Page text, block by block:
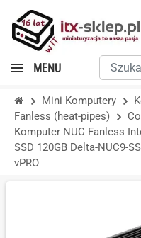
Szukaj
w
sklepie…
MENU
Mini Komputery
Fanless (heat-pipes)
Komputer NUC Fanless
SSD 120GB Delta-NUC9-
vPRO